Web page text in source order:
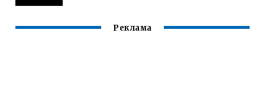
Реклама